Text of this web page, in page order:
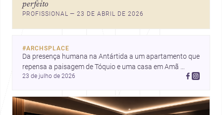
pensar forma, uso e emoção
perfeito
PROFISSIONAL — 23 DE ABRIL DE 2026
#ARCHSPLACE
Da presença humana na Antártida a um apartamento que
repensa a paisagem de Tóquio e uma casa em Amã
integrada ao terreno. Descubra mais inspirações, projetos
23 de julho de 2026